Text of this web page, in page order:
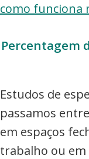
como funciona
Percentagem
Estudos de
passamos
em espaços
trabalho ou